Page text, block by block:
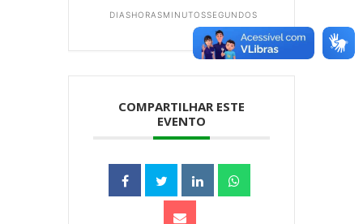
DIASHORASMINUTOSSEGUNDOS
COMPARTILHAR ESTE
EVENTO